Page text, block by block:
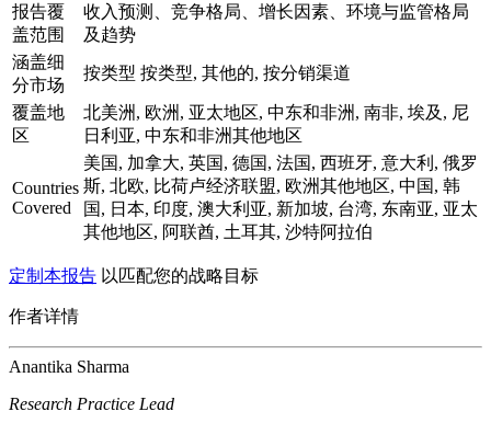
报告覆
盖范围
收入预测、竞争格局、增长因素、环境与监管格局
及趋势
涵盖细
分市场
按类型 按类型, 其他的, 按分销渠道
覆盖地
区
北美洲, 欧洲, 亚太地区, 中东和非洲, 南非, 埃及, 尼
日利亚, 中东和非洲其他地区
Countries
Covered
美国, 加拿大, 英国, 德国, 法国, 西班牙, 意大利, 俄罗
斯, 北欧, 比荷卢经济联盟, 欧洲其他地区, 中国, 韩
国, 日本, 印度, 澳大利亚, 新加坡, 台湾, 东南亚, 亚太
其他地区, 阿联酋, 土耳其, 沙特阿拉伯
定制本报告 以匹配您的战略目标
作者详情
Anantika Sharma
Research Practice Lead